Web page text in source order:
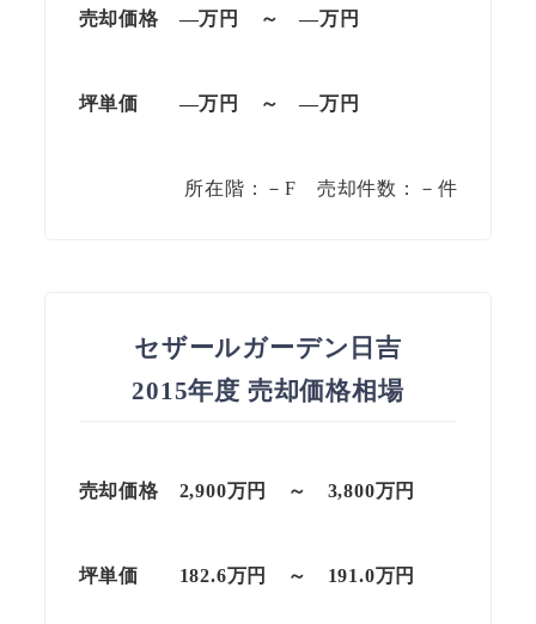
売却価格 —万円 ～ —万円
坪単価 —万円 ～ —万円
所在階：－F 売却件数：－件
セザールガーデン日吉
2015年度 売却価格相場
売却価格 2,900万円 ～ 3,800万円
坪単価 182.6万円 ～ 191.0万円